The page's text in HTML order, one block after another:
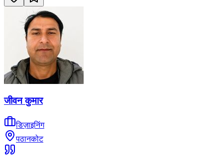
जीवन कुमार
डिज़ाइनिंग
पठानकोट